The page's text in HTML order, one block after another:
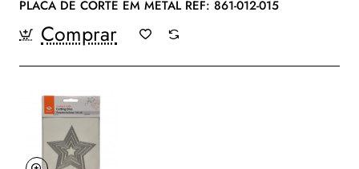
PLACA DE CORTE EM METAL REF: 861-012-015
Comprar